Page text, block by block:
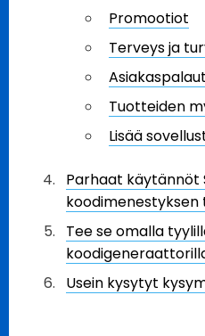
Promootiot
Terveys ja
Tuotteiden
Lisää
Parhaat käytännöt
koodimenestyksen
Tee se omalla
Usein kysytyt